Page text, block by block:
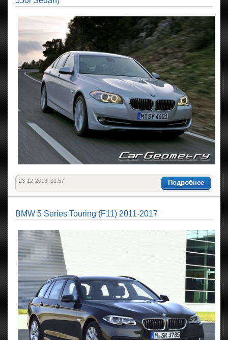
Подробнее
23-12-2013, 01:57
BMW 5 Series Touring (F11) 2011-2017